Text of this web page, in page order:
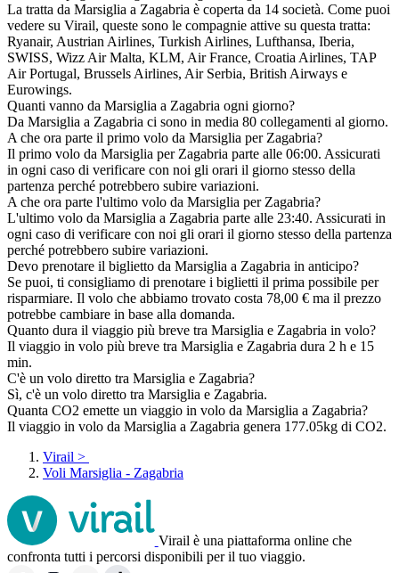
La tratta da Marsiglia a Zagabria è coperta da 14 società. Come puoi
vedere su Virail, queste sono le compagnie attive su questa tratta:
Ryanair, Austrian Airlines, Turkish Airlines, Lufthansa, Iberia,
SWISS, Wizz Air Malta, KLM, Air France, Croatia Airlines, TAP
Air Portugal, Brussels Airlines, Air Serbia, British Airways e
Eurowings.
Quanti vanno da Marsiglia a Zagabria ogni giorno?
Da Marsiglia a Zagabria ci sono in media 80 collegamenti al giorno.
A che ora parte il primo volo da Marsiglia per Zagabria?
Il primo volo da Marsiglia per Zagabria parte alle 06:00. Assicurati
in ogni caso di verificare con noi gli orari il giorno stesso della
partenza perché potrebbero subire variazioni.
A che ora parte l'ultimo volo da Marsiglia per Zagabria?
L'ultimo volo da Marsiglia a Zagabria parte alle 23:40. Assicurati in
ogni caso di verificare con noi gli orari il giorno stesso della partenza
perché potrebbero subire variazioni.
Devo prenotare il biglietto da Marsiglia a Zagabria in anticipo?
Se puoi, ti consigliamo di prenotare i biglietti il prima possibile per
risparmiare. Il volo che abbiamo trovato costa 78,00 € ma il prezzo
potrebbe cambiare in base alla domanda.
Quanto dura il viaggio più breve tra Marsiglia e Zagabria in volo?
Il viaggio in volo più breve tra Marsiglia e Zagabria dura 2 h e 15
min.
C'è un volo diretto tra Marsiglia e Zagabria?
Sì, c'è un volo diretto tra Marsiglia e Zagabria.
Quanta CO2 emette un viaggio in volo da Marsiglia a Zagabria?
Il viaggio in volo da Marsiglia a Zagabria genera 177.05kg di CO2.
Virail >
Voli Marsiglia - Zagabria
Virail è una piattaforma online che
confronta tutti i percorsi disponibili per il tuo viaggio.